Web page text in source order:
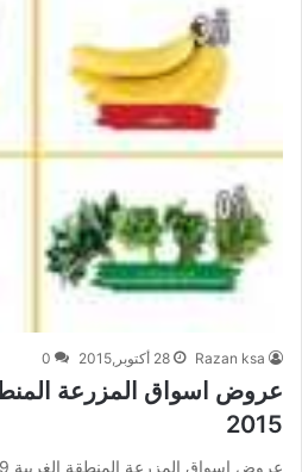
Razan ksa 28 أكتوبر,2015 0
2015